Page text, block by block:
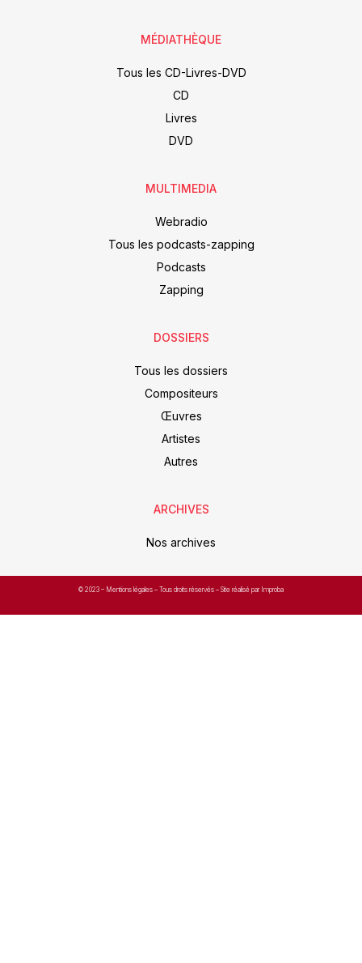
MÉDIATHÈQUE
Tous les CD-Livres-DVD
CD
Livres
DVD
MULTIMEDIA
Webradio
Tous les podcasts-zapping
Podcasts
Zapping
DOSSIERS
Tous les dossiers
Compositeurs
Œuvres
Artistes
Autres
ARCHIVES
Nos archives
© 2023 – Mentions légales – Tous droits réservés – Site réalisé par Improba